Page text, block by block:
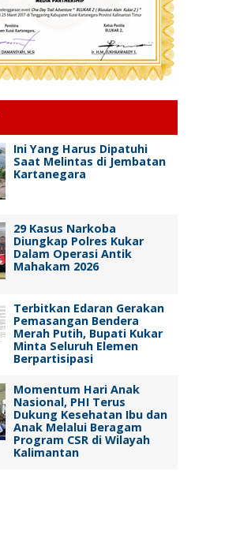
Ini Yang Harus Dipatuhi
Saat Melintas di Jembatan
Kartanegara
29 Kasus Narkoba
Diungkap Polres Kukar
Dalam Operasi Antik
Mahakam 2026
Terbitkan Edaran Gerakan
Pemasangan Bendera
Merah Putih, Bupati Kukar
Minta Seluruh Elemen
Berpartisipasi
Momentum Hari Anak
Nasional, PHI Terus
Dukung Kesehatan Ibu dan
Anak Melalui Beragam
Program CSR di Wilayah
Kalimantan